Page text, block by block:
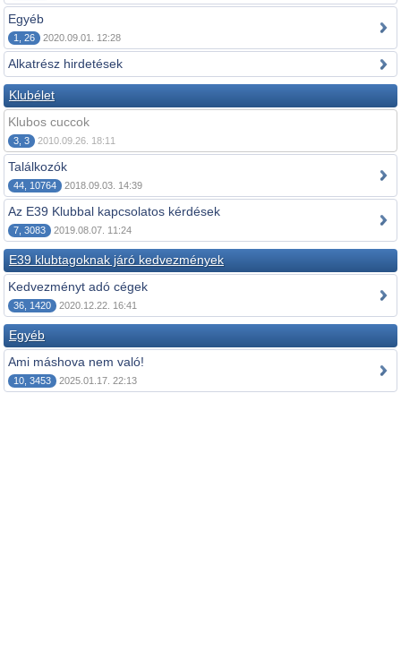
Egyéb
1, 26 2020.09.01. 12:28
Alkatrész hirdetések
Klubélet
Klubos cuccok
3, 3 2010.09.26. 18:11
Találkozók
44, 10764 2018.09.03. 14:39
Az E39 Klubbal kapcsolatos kérdések
7, 3083 2019.08.07. 11:24
E39 klubtagoknak járó kedvezmények
Kedvezményt adó cégek
36, 1420 2020.12.22. 16:41
Egyéb
Ami máshova nem való!
10, 3453 2025.01.17. 22:13